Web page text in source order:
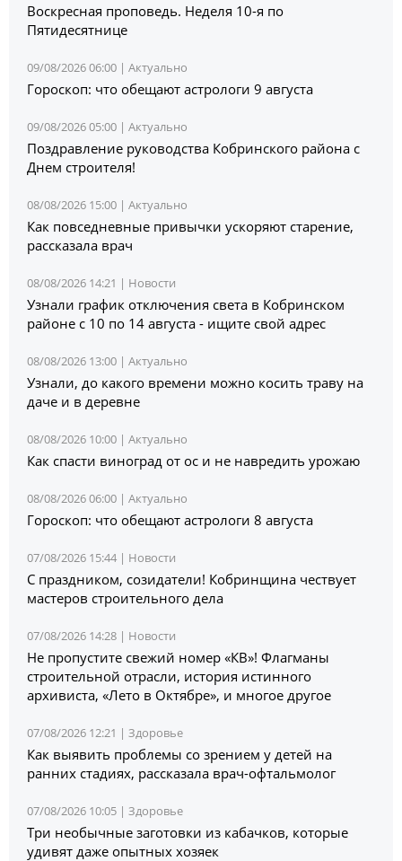
Воскресная проповедь. Неделя 10-я по
Пятидесятнице
09/08/2026 06:00 | Актуально
Гороскоп: что обещают астрологи 9 августа
09/08/2026 05:00 | Актуально
Поздравление руководства Кобринского района с
Днем строителя!
08/08/2026 15:00 | Актуально
Как повседневные привычки ускоряют старение,
рассказала врач
08/08/2026 14:21 | Новости
Узнали график отключения света в Кобринском
районе с 10 по 14 августа - ищите свой адрес
08/08/2026 13:00 | Актуально
Узнали, до какого времени можно косить траву на
даче и в деревне
08/08/2026 10:00 | Актуально
Как спасти виноград от ос и не навредить урожаю
08/08/2026 06:00 | Актуально
Гороскоп: что обещают астрологи 8 августа
07/08/2026 15:44 | Новости
С праздником, созидатели! Кобринщина чествует
мастеров строительного дела
07/08/2026 14:28 | Новости
Не пропустите свежий номер «КВ»! Флагманы
строительной отрасли, история истинного
архивиста, «Лето в Октябре», и многое другое
07/08/2026 12:21 | Здоровье
Как выявить проблемы со зрением у детей на
ранних стадиях, рассказала врач-офтальмолог
07/08/2026 10:05 | Здоровье
Три необычные заготовки из кабачков, которые
удивят даже опытных хозяек